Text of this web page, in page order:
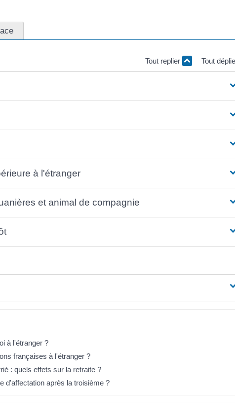
Tout replier Tout
à l'étranger
et animal de compagnie
à l'étranger ?
françaises à l'étranger ?
: quels effets sur la retraite ?
d'affectation après la troisième ?